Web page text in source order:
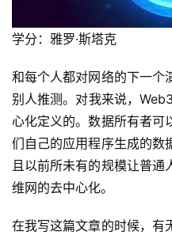
学分：雅罗·斯塔克
和每个人都对网络的下一个
别人推测。对我来说，
心化定义的。数据所有者可
们自己的应用程序生成的数
且以前所未有的规模让普通
维网的去中心化。
在我写这篇文章的时候，有